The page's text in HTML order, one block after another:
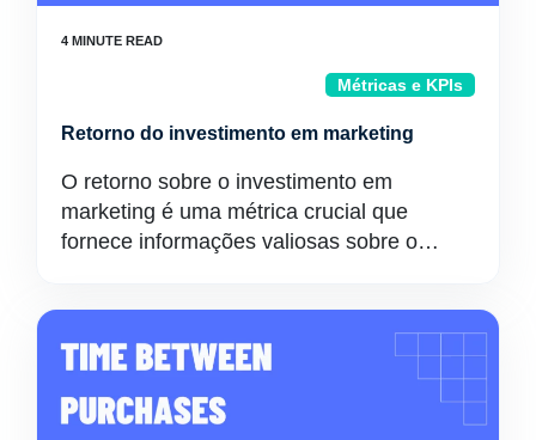
Métricas e KPIs
Retorno do investimento em marketing
O retorno sobre o investimento em
marketing é uma métrica crucial que
fornece informações valiosas sobre o…